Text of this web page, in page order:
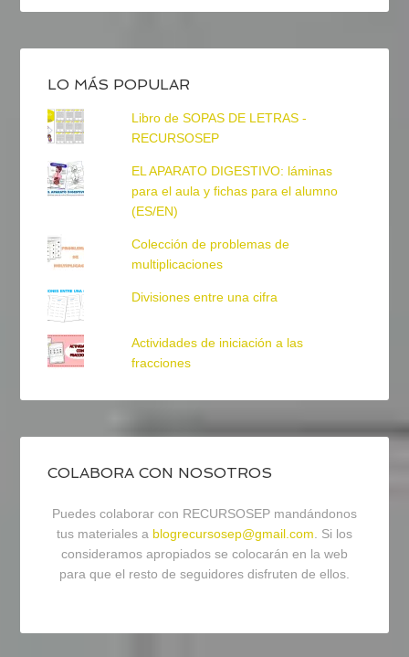
LO MÁS POPULAR
Libro de SOPAS DE LETRAS -
RECURSOSEP
EL APARATO DIGESTIVO: láminas
para el aula y fichas para el alumno
(ES/EN)
Colección de problemas de
multiplicaciones
Divisiones entre una cifra
Actividades de iniciación a las
fracciones
COLABORA CON NOSOTROS
Puedes colaborar con RECURSOSEP mandándonos
tus materiales a blogrecursosep@gmail.com. Si los
consideramos apropiados se colocarán en la web
para que el resto de seguidores disfruten de ellos.